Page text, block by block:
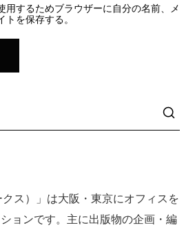
用するためブラウザーに自分の名前、メ
トを保存する。
クス）」は大阪・東京にオフィスを
ョンです。主に出版物の企画・編